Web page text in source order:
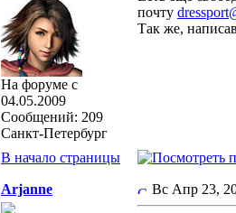
На форуме с
04.05.2009
Сообщений: 209
Санкт-Петербург
почту
Так же,
В начало страницы
Arjanne Вс Апр 23,